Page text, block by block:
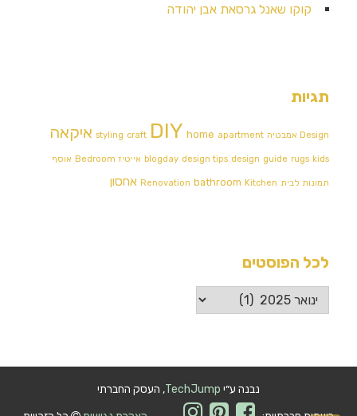
קוקו שאנל גרסאת אבן יהודה
תגיות
Design אמבטיה styling craft DIY home apartment איקאה
blogday design tips design guide rugs kids אייטיז Bedroom אוסף
תמונות לבית Renovation bathroom Kitchen אחסון
לכל הפוסטים
לכל
הפוסטים
נבנה ע״י TechJump, העסק החברתי